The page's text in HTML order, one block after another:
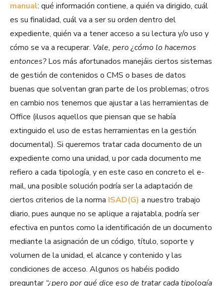
manual: qué información contiene, a quién va dirigido, cuál
es su finalidad, cuál va a ser su orden dentro del
expediente, quién va a tener acceso a su lectura y/o uso y
cómo se va a recuperar. Vale, pero ¿cómo lo hacemos
entonces?Los más afortunados manejáis ciertos sistemas
de gestión de contenidos o CMS o bases de datos
buenas que solventan gran parte de los problemas; otros
en cambio nos tenemos que ajustar a las herramientas de
Office (ilusos aquellos que piensan que se había
extinguido el uso de estas herramientas en la gestión
documental). Si queremos tratar cada documento de un
expediente como una unidad, u por cada documento me
refiero a cada tipología, y en este caso en concreto el e-
mail, una posible solución podría ser la adaptación de
ciertos criterios de la norma ISAD(G) a nuestro trabajo
diario, pues aunque no se aplique a rajatabla, podría ser
efectiva en puntos como la identificación de un documento
mediante la asignación de un código, título, soporte y
volumen de la unidad, el alcance y contenido y las
condiciones de acceso. Algunos os habéis podido
preguntar“¿pero por qué dice eso de tratar cada tipología